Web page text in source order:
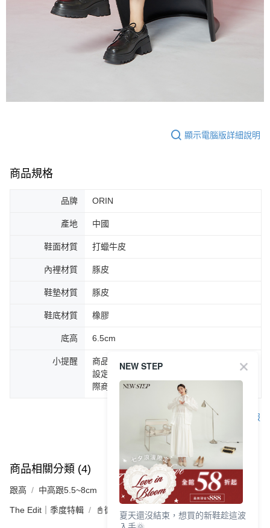
顯示電腦版詳細說明
商品規格
品牌 ORIN
產地 中國
鞋面材質 打蠟牛皮
內裡材質 豚皮
鞋墊材質 豚皮
鞋底材質 橡膠
底高 6.5cm
小提醒
商品圖片顏色會因拍攝燈光環境或個人螢幕
設定不同，而造成部份色差現象，顏色以實
際商品為主。
客服
商品相關分類 (4) 查看全部
跟高 中高跟5.5~8cm
The Edit｜季度特輯 📓微甜加氛樂福鞋Loafers
NEW STEP
夏天還沒結束，想買的新鞋趁這波